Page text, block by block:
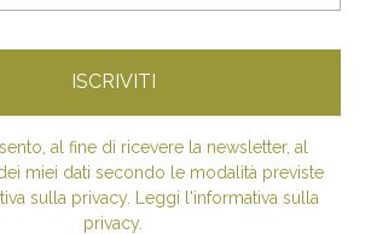
al fine di ricevere la newsletter, al
miei dati secondo le modalità previste
sulla privacy. Leggi l'informativa sulla
privacy.